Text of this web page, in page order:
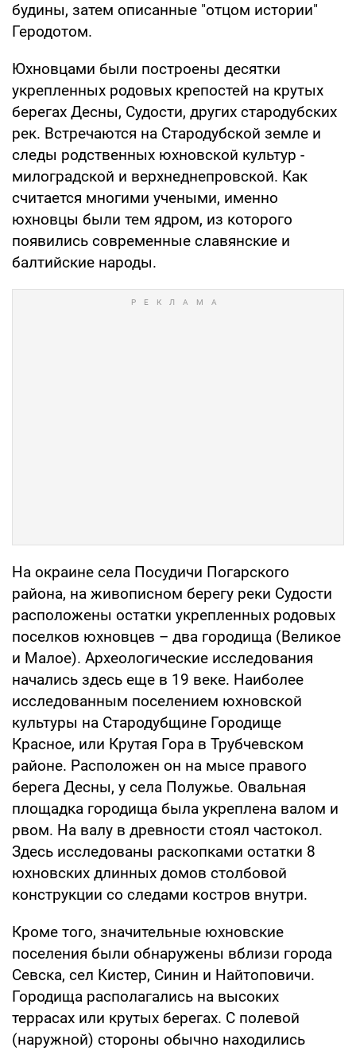
будины, затем описанные "отцом истории"
Геродотом.
Юхновцами были построены десятки
укрепленных родовых крепостей на крутых
берегах Десны, Судости, других стародубских
рек. Встречаются на Стародубской земле и
следы родственных юхновской культур -
милоградской и верхнеднепровской. Как
считается многими учеными, именно
юхновцы были тем ядром, из которого
появились современные славянские и
балтийские народы.
На окраине села Посудичи Погарского
района, на живописном берегу реки Судости
расположены остатки укрепленных родовых
поселков юхновцев – два городища (Великое
и Малое). Археологические исследования
начались здесь еще в 19 веке. Наиболее
исследованным поселением юхновской
культуры на Стародубщине Городище
Красное, или Крутая Гора в Трубчевском
районе. Расположен он на мысе правого
берега Десны, у села Полужье. Овальная
площадка городища была укреплена валом и
рвом. На валу в древности стоял частокол.
Здесь исследованы раскопками остатки 8
юхновских длинных домов столбовой
конструкции со следами костров внутри.
Кроме того, значительные юхновские
поселения были обнаружены вблизи города
Севска, сел Кистер, Синин и Найтоповичи.
Городища располагались на высоких
террасах или крутых берегах. С полевой
(наружной) стороны обычно находились